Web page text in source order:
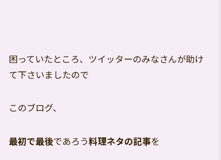
困っていたところ、ツイッターのみなさんが助け
て下さいましたので
このブログ、
最初で最後であろう料理ネタの記事を